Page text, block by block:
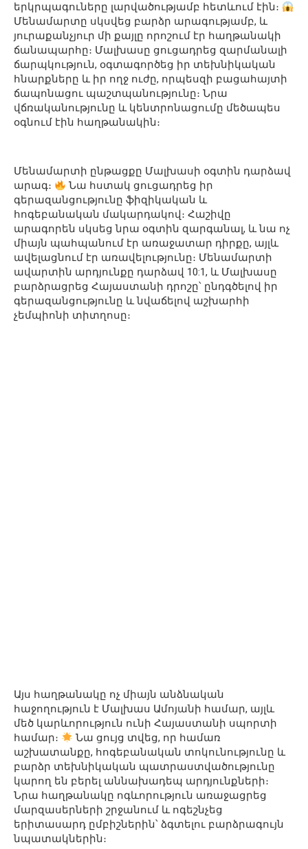
երկրպագուները լարվածությամբ հետևում էին։
Մենամարտը սկսվեց բարձր արագությամբ, և
յուրաքանչյուր մի քայլը որոշում էր հաղթանակի
ճանապարհը։ Մալխասը ցուցադրեց զարմանալի
ճարպկություն, օգտագործեց իր տեխնիկական
հնարքները և իր ողջ ուժը, որպեսզի բացահայտի
ճապոնացու պաշտպանությունը։ Նրա
վճռականությունը և կենտրոնացումը մեծապես
օգնում էին հաղթանակին։
Մենամարտի ընթացքը Մալխասի օգտին դարձավ
արագ։
Նա հստակ ցուցադրեց իր
գերազանցությունը ֆիզիկական և
հոգեբանական մակարդակով։ Հաշիվը
արագորեն սկսեց նրա օգտին զարգանալ, և նա ոչ
միայն պահպանում էր առաջատար դիրքը, այլև
ավելացնում էր առավելությունը։ Մենամարտի
ավարտին արդյունքը դարձավ 10:1, և Մալխասը
բարձրացրեց Հայաստանի դրոշը՝ ընդգծելով իր
գերազանցությունը և նվաճելով աշխարհի
չեմպիոնի տիտղոսը։
Այս հաղթանակը ոչ միայն անձնական
հաջողություն է Մալխաս Ամոյանի համար, այլև
մեծ կարևորություն ունի Հայաստանի սպորտի
համար։
Նա ցույց տվեց, որ համառ
աշխատանքը, հոգեբանական տոկունությունը և
բարձր տեխնիկական պատրաստվածությունը
կարող են բերել աննախադեպ արդյունքների։
Նրա հաղթանակը ոգևորություն առաջացրեց
մարզասերների շրջանում և ոգեշնչեց
երիտասարդ ըմբիշներին՝ ձգտելու բարձրագույն
նպատակներին։